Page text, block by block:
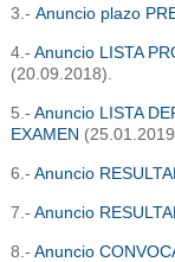
3.- Anuncio plazo
4.- Anuncio LISTA
(20.09.2018).
5.- Anuncio LISTA
EXAMEN
6.- Anuncio
7.- Anuncio
8.- Anuncio